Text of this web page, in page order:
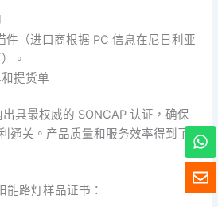
件（进口商根据 PC 信息在尼日利亚
。
提货单
具最权威的 SONCAP 认证，确保
通关。产品质量和服务效率得到了
能路灯样品证书：
信
封
W
h
a
t
s